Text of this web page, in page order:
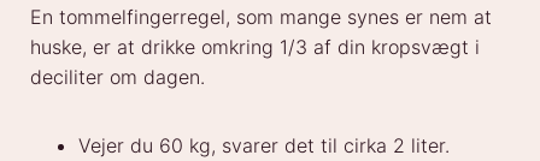
En tommelfingerregel, som mange synes er nem at
huske, er at drikke omkring 1/3 af din kropsvægt i
deciliter om dagen.
Vejer du 60 kg, svarer det til cirka 2 liter.